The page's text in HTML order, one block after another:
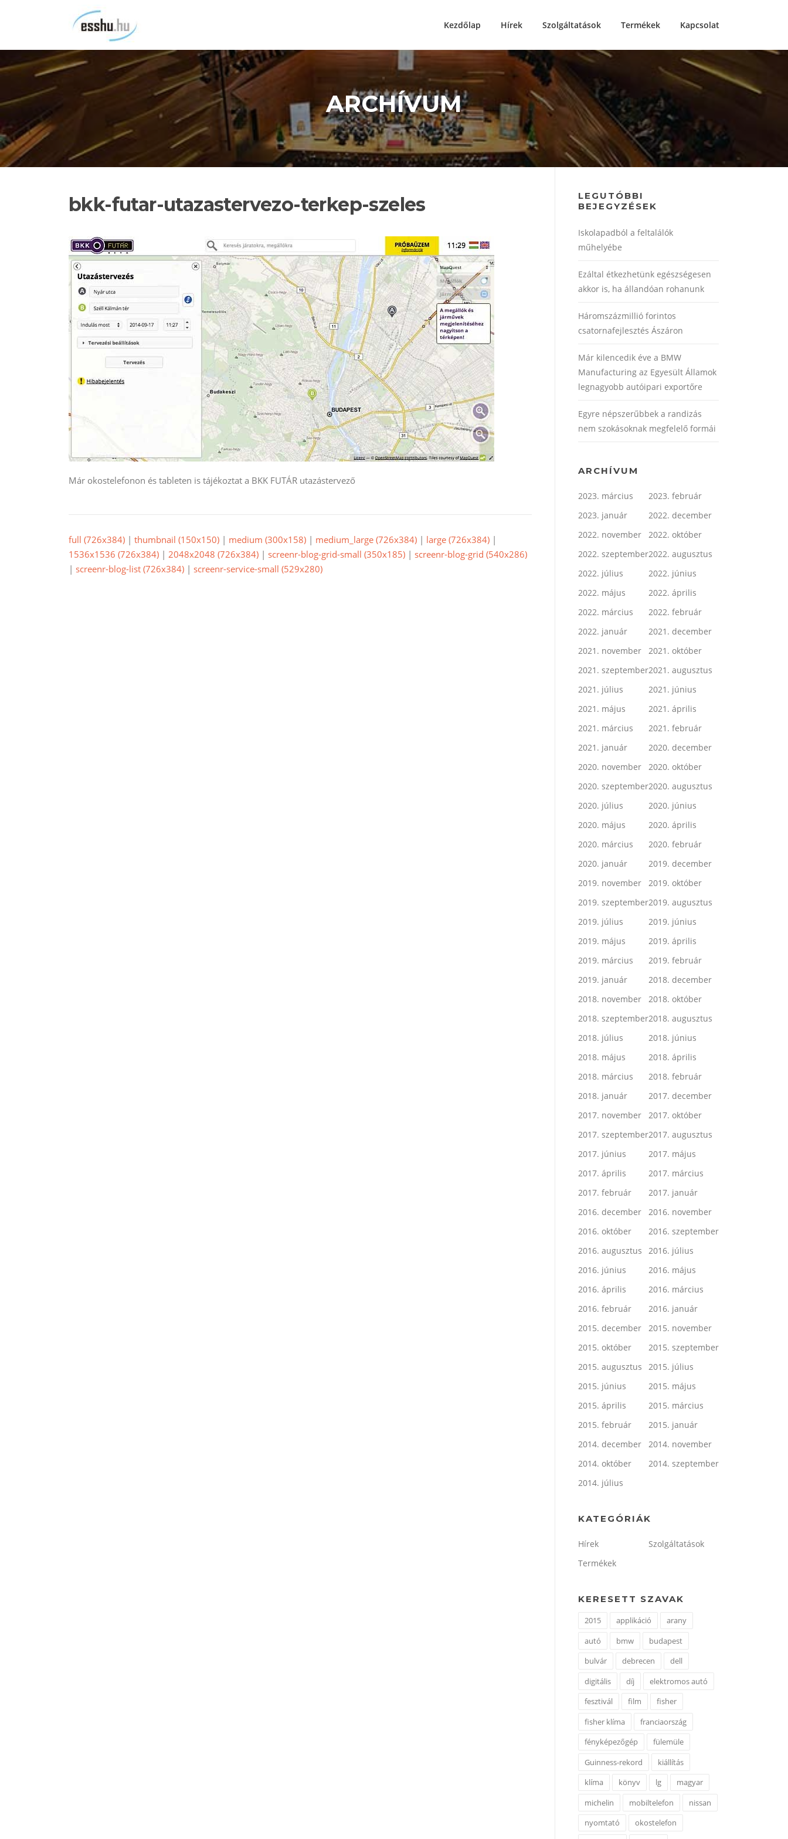
Kezdőlap Hírek Szolgáltatások Termékek Kapcsolat
ARCHÍVUM
bkk-futar-utazastervezo-terkep-szeles
Már okostelefonon és tableten is tájékoztat a BKK FUTÁR utazástervező
full (726x384) | thumbnail (150x150) | medium (300x158) | medium_large (726x384) | large (726x384) |
1536x1536 (726x384) | 2048x2048 (726x384) | screenr-blog-grid-small (350x185) | screenr-blog-grid (540x286)
| screenr-blog-list (726x384) | screenr-service-small (529x280)
LEGUTÓBBI
BEJEGYZÉSEK
Iskolapadból a feltalálók
műhelyébe
Ezáltal étkezhetünk egészségesen
akkor is, ha állandóan rohanunk
Háromszázmillió forintos
csatornafejlesztés Ászáron
Már kilencedik éve a BMW
Manufacturing az Egyesült Államok
legnagyobb autóipari exportőre
Egyre népszerűbbek a randizás
nem szokásoknak megfelelő formái
ARCHÍVUM
2023. március
2023. február
2023. január
2022. december
2022. november
2022. október
2022. szeptember2022. augusztus
2022. július
2022. június
2022. május
2022. április
2022. március
2022. február
2022. január
2021. december
2021. november
2021. október
2021. szeptember2021. augusztus
2021. július
2021. június
2021. május
2021. április
2021. március
2021. február
2021. január
2020. december
2020. november
2020. október
2020. szeptember2020. augusztus
2020. július
2020. június
2020. május
2020. április
2020. március
2020. február
2020. január
2019. december
2019. november
2019. október
2019. szeptember2019. augusztus
2019. július
2019. június
2019. május
2019. április
2019. március
2019. február
2019. január
2018. december
2018. november
2018. október
2018. szeptember2018. augusztus
2018. július
2018. június
2018. május
2018. április
2018. március
2018. február
2018. január
2017. december
2017. november
2017. október
2017. szeptember2017. augusztus
2017. június
2017. május
2017. április
2017. március
2017. február
2017. január
2016. december
2016. november
2016. október
2016. szeptember
2016. augusztus
2016. július
2016. június
2016. május
2016. április
2016. március
2016. február
2016. január
2015. december
2015. november
2015. október
2015. szeptember
2015. augusztus
2015. július
2015. június
2015. május
2015. április
2015. március
2015. február
2015. január
2014. december
2014. november
2014. október
2014. szeptember
2014. július
KATEGÓRIÁK
Hírek
Szolgáltatások
Termékek
KERESETT SZAVAK
2015 applikáció
arany
autó
bmw
budapest
bulvár
debrecen
dell
digitális
díj
elektromos autó
fesztivál
film
fisher
fisher klíma
franciaország
fényképezőgép
fülemüle
Guinness-rekord
kiállítás
klíma
könyv lg
magyar
michelin
mobiltelefon
nissan
nyomtató
okostelefon